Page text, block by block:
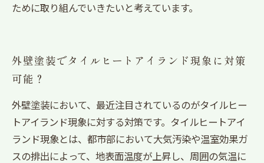
ために取り組んでいきたいと考えています。
外壁塗装でタイルヒートアイランド現象に対策
可能？
外壁塗装において、最近注目されているのがタイルヒー
トアイランド現象に対する対策です。タイルヒートアイ
ランド現象とは、都市部において大気汚染や温室効果ガ
スの排出によって、地表面温度が上昇し、周囲の気温に